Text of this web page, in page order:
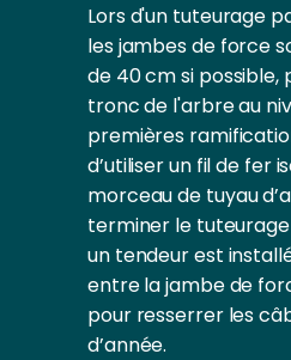
Lors d'un tuteurage
les jambes de force
de 40 cm si possible,
tronc de l'arbre au
premières
d’utiliser un fil de fer
morceau de tuyau
terminer le
un tendeur est
entre la jambe de
pour resserrer les
d’année.